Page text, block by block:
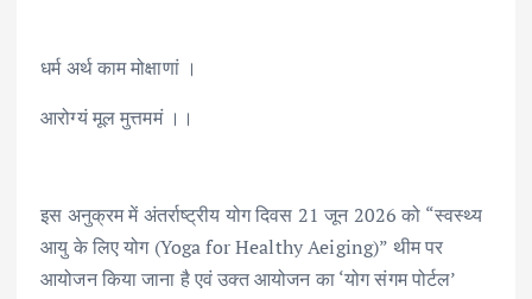
धर्म अर्थ काम मोक्षाणां ।
आरोग्यं मूल मुत्तममं ।।
इस अनुक्रम में अंतर्राष्ट्रीय योग दिवस 21 जून 2026 को “स्वस्थ्य
आयु के लिए योग (Yoga for Healthy Aeiging)” थीम पर
आयोजन किया जाना है एवं उक्त आयोजन का ‘योग संगम पोर्टल’